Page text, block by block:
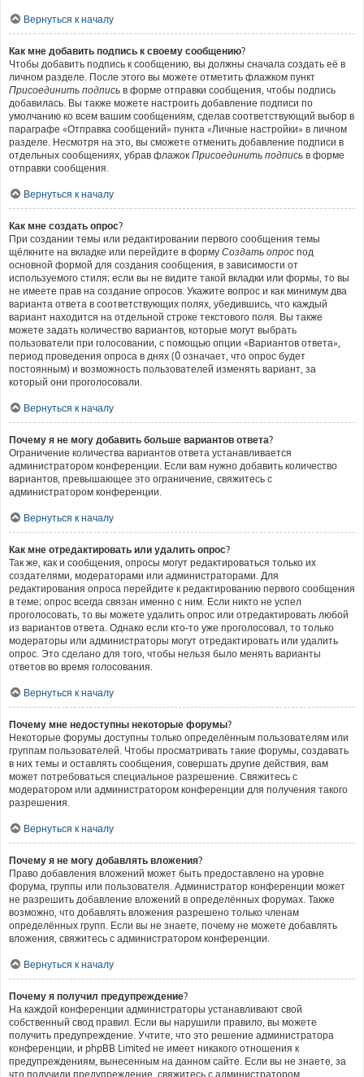
Вернуться к началу
Как мне добавить подпись к своему сообщению?
Чтобы добавить подпись к сообщению, вы должны сначала создать её в
личном разделе. После этого вы можете отметить флажком пункт
Присоединить подпись в форме отправки сообщения, чтобы подпись
добавилась. Вы также можете настроить добавление подписи по
умолчанию ко всем вашим сообщениям, сделав соответствующий выбор в
параграфе «Отправка сообщений» пункта «Личные настройки» в личном
разделе. Несмотря на это, вы сможете отменить добавление подписи в
отдельных сообщениях, убрав флажок Присоединить подпись в форме
отправки сообщения.
Вернуться к началу
Как мне создать опрос?
При создании темы или редактировании первого сообщения темы
щёлкните на вкладке или перейдите в форму Создать опрос под
основной формой для создания сообщения, в зависимости от
используемого стиля; если вы не видите такой вкладки или формы, то вы
не имеете прав на создание опросов. Укажите вопрос и как минимум два
варианта ответа в соответствующих полях, убедившись, что каждый
вариант находится на отдельной строке текстового поля. Вы также
можете задать количество вариантов, которые могут выбрать
пользователи при голосовании, с помощью опции «Вариантов ответа»,
период проведения опроса в днях (0 означает, что опрос будет
постоянным) и возможность пользователей изменять вариант, за
который они проголосовали.
Вернуться к началу
Почему я не могу добавить больше вариантов ответа?
Ограничение количества вариантов ответа устанавливается
администратором конференции. Если вам нужно добавить количество
вариантов, превышающее это ограничение, свяжитесь с
администратором конференции.
Вернуться к началу
Как мне отредактировать или удалить опрос?
Так же, как и сообщения, опросы могут редактироваться только их
создателями, модераторами или администраторами. Для
редактирования опроса перейдите к редактированию первого сообщения
в теме; опрос всегда связан именно с ним. Если никто не успел
проголосовать, то вы можете удалить опрос или отредактировать любой
из вариантов ответа. Однако если кто-то уже проголосовал, то только
модераторы или администраторы могут отредактировать или удалить
опрос. Это сделано для того, чтобы нельзя было менять варианты
ответов во время голосования.
Вернуться к началу
Почему мне недоступны некоторые форумы?
Некоторые форумы доступны только определённым пользователям или
группам пользователей. Чтобы просматривать такие форумы, создавать
в них темы и оставлять сообщения, совершать другие действия, вам
может потребоваться специальное разрешение. Свяжитесь с
модератором или администратором конференции для получения такого
разрешения.
Вернуться к началу
Почему я не могу добавлять вложения?
Право добавления вложений может быть предоставлено на уровне
форума, группы или пользователя. Администратор конференции может
не разрешить добавление вложений в определённых форумах. Также
возможно, что добавлять вложения разрешено только членам
определённых групп. Если вы не знаете, почему не можете добавлять
вложения, свяжитесь с администратором конференции.
Вернуться к началу
Почему я получил предупреждение?
На каждой конференции администраторы устанавливают свой
собственный свод правил. Если вы нарушили правило, вы можете
получить предупреждение. Учтите, что это решение администратора
конференции, и phpBB Limited не имеет никакого отношения к
предупреждениям, вынесенным на данном сайте. Если вы не знаете, за
что получили предупреждение, свяжитесь с администратором